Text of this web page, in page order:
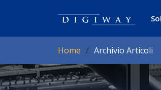
Home Archivio Articoli